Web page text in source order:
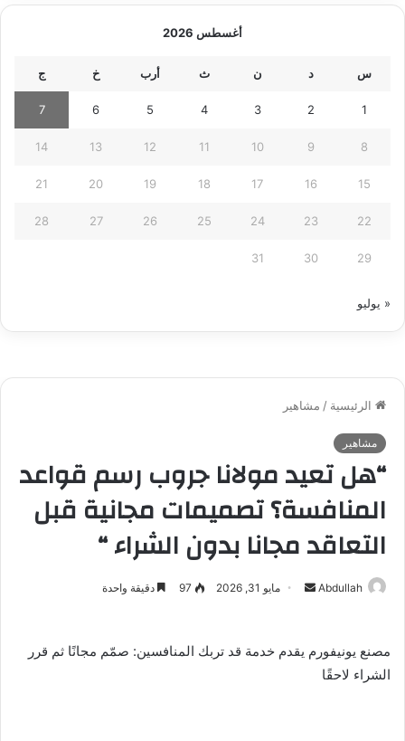
أغسطس 2026
س د ن ث أرب خ ج
1
2
3
4
5
6
7
8
9
10
11
12
13
14
15
16
17
18
19
20
21
22
23
24
25
26
27
28
29
30
31
« يوليو